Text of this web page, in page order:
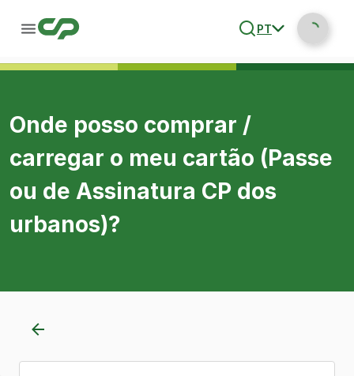
PT
Onde posso comprar /
carregar o meu cartão (Passe
ou de Assinatura CP dos
urbanos)?